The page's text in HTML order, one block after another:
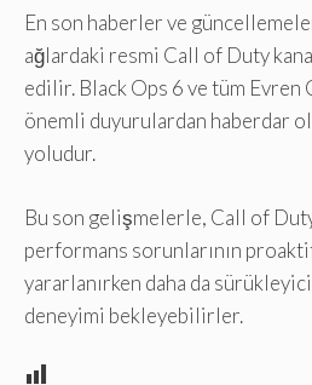
En son haberler ve
ağlardaki resmi Call of Duty
edilir. Black Ops 6 ve tüm
önemli duyurulardan haberdar
yoludur.
Bu son gelişmelerle, Call of
performans sorunlarının
yararlanırken daha da
deneyimi bekleyebilirler.